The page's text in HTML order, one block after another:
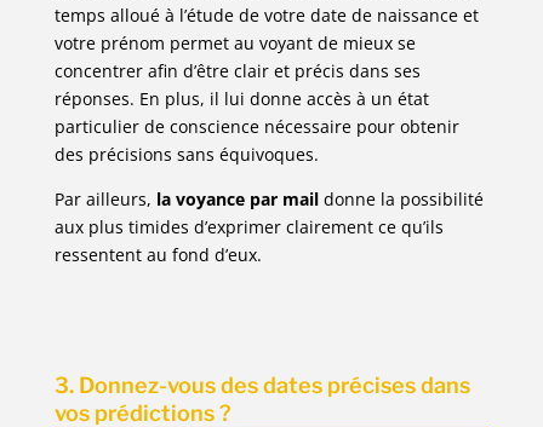
temps alloué à l’étude de votre date de naissance et
votre prénom permet au voyant de mieux se
concentrer afin d’être clair et précis dans ses
réponses. En plus, il lui donne accès à un état
particulier de conscience nécessaire pour obtenir
des précisions sans équivoques.
Par ailleurs, la voyance par maildonne la possibilité
aux plus timides d’exprimer clairement ce qu’ils
ressentent au fond d’eux.
3. Donnez-vous des dates précises dans
vos prédictions ?